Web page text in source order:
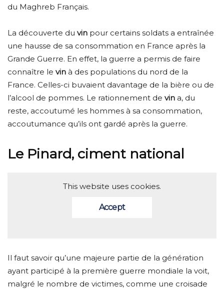
du Maghreb Français.
La découverte du vin pour certains soldats a entraînée
une hausse de sa consommation en France après la
Grande Guerre. En effet, la guerre a permis de faire
connaître le vin à des populations du nord de la
France. Celles-ci buvaient davantage de la bière ou de
l’alcool de pommes. Le rationnement de vin a, du
reste, accoutumé les hommes à sa consommation,
accoutumance qu’ils ont gardé après la guerre.
Le Pinard, ciment national
This website uses cookies.
Accept
Il faut savoir qu’une majeure partie de la génération
ayant participé à la première guerre mondiale la voit,
malgré le nombre de victimes, comme une croisade